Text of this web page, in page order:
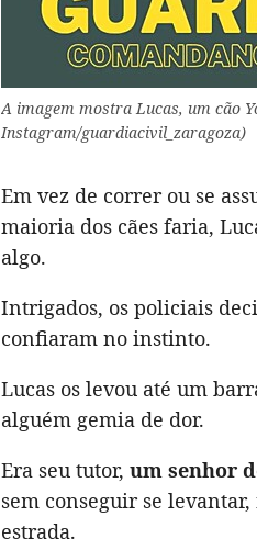
A imagem mostra Lucas, um cão
Instagram/guardiacivil_zaragoza)
Em vez de correr ou se
maioria dos cães faria,
algo.
Intrigados, os policiais
confiaram no instinto.
Lucas os levou até um
alguém gemia de dor.
Era seu tutor, um senhor
sem conseguir se
estrada.